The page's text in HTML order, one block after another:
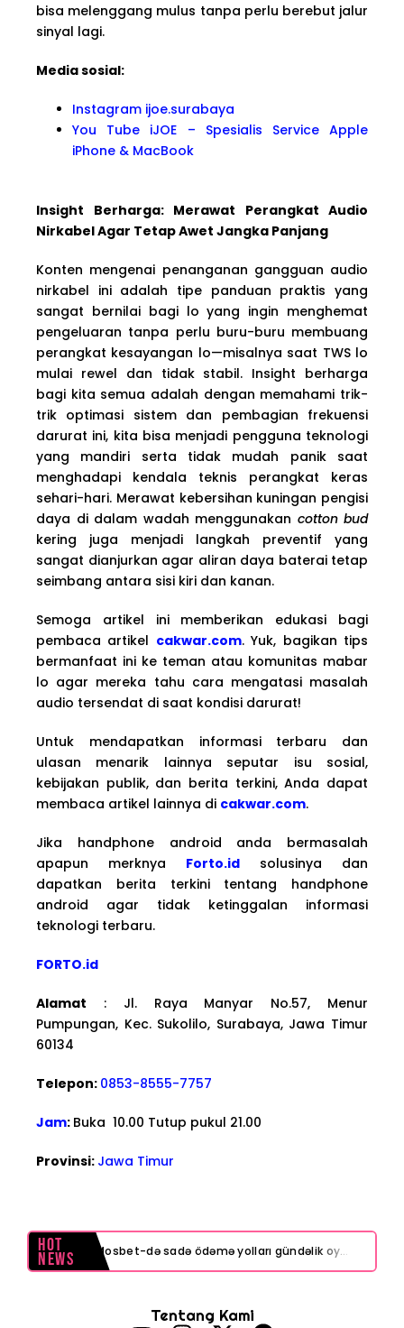
bisa melenggang mulus tanpa perlu berebut jalur
sinyal lagi.
Media sosial:
Instagram ijoe.surabaya
You Tube iJOE – Spesialis Service Apple
iPhone & MacBook
Insight Berharga: Merawat Perangkat Audio
Nirkabel Agar Tetap Awet Jangka Panjang
Konten mengenai penanganan gangguan audio
nirkabel ini adalah tipe panduan praktis yang
sangat bernilai bagi lo yang ingin menghemat
pengeluaran tanpa perlu buru-buru membuang
perangkat kesayangan lo—misalnya saat TWS lo
mulai rewel dan tidak stabil. Insight berharga
bagi kita semua adalah dengan memahami trik-
trik optimasi sistem dan pembagian frekuensi
darurat ini, kita bisa menjadi pengguna teknologi
yang mandiri serta tidak mudah panik saat
menghadapi kendala teknis perangkat keras
sehari-hari. Merawat kebersihan kuningan pengisi
daya di dalam wadah menggunakan cotton bud
kering juga menjadi langkah preventif yang
sangat dianjurkan agar aliran daya baterai tetap
seimbang antara sisi kiri dan kanan.
Semoga artikel ini memberikan edukasi bagi
pembaca artikel cakwar.com. Yuk, bagikan tips
bermanfaat ini ke teman atau komunitas mabar
lo agar mereka tahu cara mengatasi masalah
audio tersendat di saat kondisi darurat!
Untuk mendapatkan informasi terbaru dan
ulasan menarik lainnya seputar isu sosial,
kebijakan publik, dan berita terkini, Anda dapat
membaca artikel lainnya di cakwar.com.
Jika handphone android anda bermasalah
apapun merknya Forto.id solusinya dan
dapatkan berita terkini tentang handphone
android agar tidak ketinggalan informasi
teknologi terbaru.
FORTO.id
Alamat : Jl. Raya Manyar No.57, Menur
Pumpungan, Kec. Sukolilo, Surabaya, Jawa Timur
60134
Telepon: 0853-8555-7757
Jam: Buka 10.00 Tutup pukul 21.00
Provinsi: Jawa Timur
Hot
News Mosbet-də sadə ödəmə yolları gündəlik oyunları rahatlaşdırır
Tentang Kami